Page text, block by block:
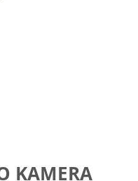
KAMERA